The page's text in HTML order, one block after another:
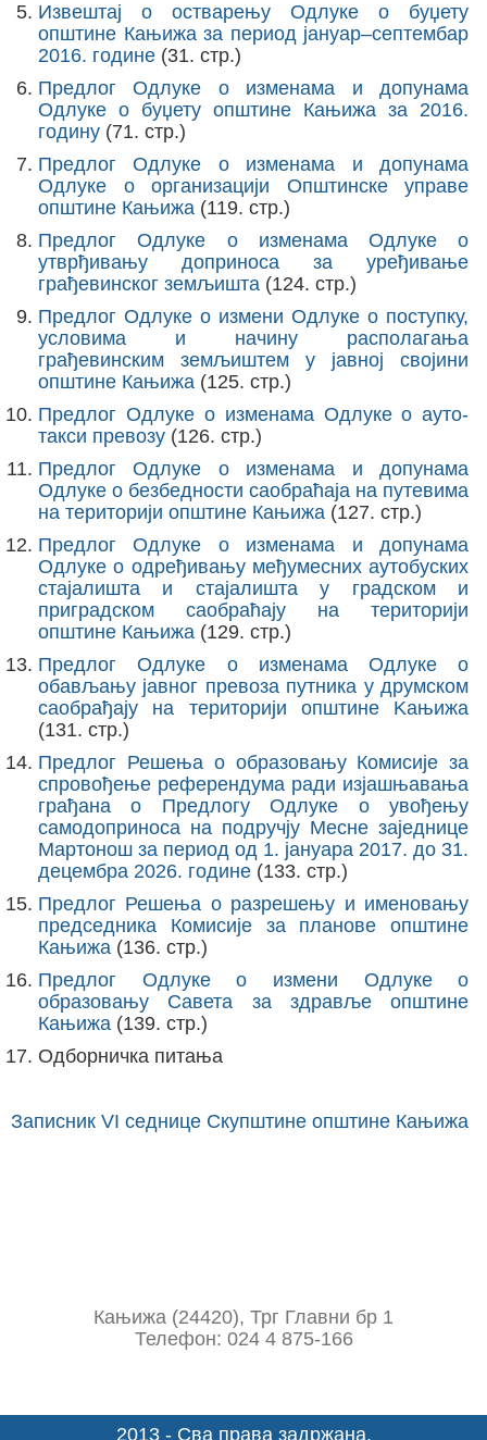
Извештај о остварењу Одлукe о буџету
општине Кањижа за период јануар–септембар
2016. године (31. стр.)
Предлог Одлуке о изменама и допунама
Одлуке о буџету општине Кањижа за 2016.
годину (71. стр.)
Предлог Одлуке о изменама и допунама
Одлуке о организацији Општинске управе
општине Кањижа (119. стр.)
Предлог Одлуке о изменама Oдлуке о
утврђивању доприноса за уређивање
грађевинског земљишта (124. стр.)
Предлог Одлуке о измени Одлуке о поступку,
условима и начину располагања
грађевинским земљиштем у јавној својини
општине Кањижа (125. стр.)
Предлог Одлуке о изменама Одлуке о ауто-
такси превозу (126. стр.)
Предлог Одлуке о изменама и допунама
Одлуке о безбедности саобраћаја на путевима
на територији општине Кањижа (127. стр.)
Предлог Одлуке о изменама и допунама
Одлуке о одређивању међумесних аутобуских
стајалишта и стајалишта у градском и
приградском саобраћају на територији
општине Кањижа (129. стр.)
Предлог Одлуке о изменама Одлуке о
обављању јавног превоза путника у друмском
саобрађају на територији општине Kањижа
(131. стр.)
Предлог Решења о образовању Комисије за
спровођење референдума ради изјашњавања
грађана о Предлогу Одлуке о увођењу
самодоприноса на подручју Месне заједнице
Мартонош за период од 1. јануара 2017. до 31.
децембра 2026. године (133. стр.)
Предлог Решења о разрешењу и именовању
председника Комисије за планове општине
Кањижа (136. стр.)
Предлог Одлуке о измени Одлуке о
образовању Савета за здравље општине
Кањижа (139. стр.)
Одборничка питања
Записник VI седнице Скупштине општине Кањижа
Кањижа (24420), Трг Главни бр 1
Телефон: 024 4 875-166
2013 - Сва права задржана.